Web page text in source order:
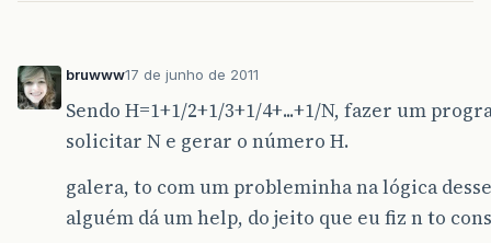
bruwww17 de junho de 2011
Sendo H=1+1/2+1/3+1/4+...+1/N, fazer um
solicitar N e gerar o número H.
galera, to com um probleminha na lógica
alguém dá um help, do jeito que eu fiz n to